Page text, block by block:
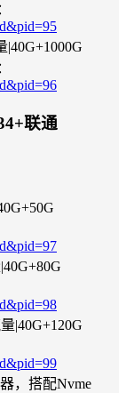
|40G+1000G
联通
|40G+120G
，搭配Nvme